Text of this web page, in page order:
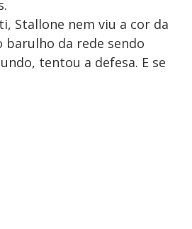
Stallone nem viu a cor da
barulho da rede sendo
tentou a defesa. E se